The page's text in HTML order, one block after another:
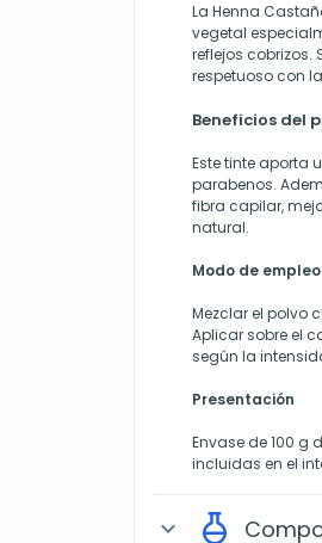
La Henna
vegetal
reflejos cobrizos.
respetuoso con
Beneficios del
Este tinte aporta
parabenos.
fibra capilar,
natural.
Modo de empleo
Mezclar el polvo
Aplicar sobre el
según la
Presentación
Envase de 100 g
incluidas en el
expand_more